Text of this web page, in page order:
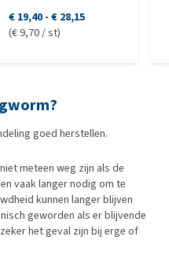
€ 19,40 - € 28,15
(€ 9,70 / st)
goed herstellen.
meteen weg zijn als de
vaak langer nodig om te
kunnen langer blijven
geworden als er blijvende
het geval zijn bij erge of